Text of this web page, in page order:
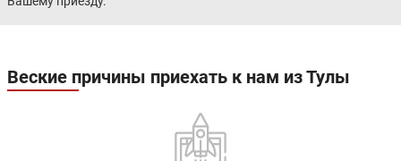
Веские причины приехать к нам из Тулы